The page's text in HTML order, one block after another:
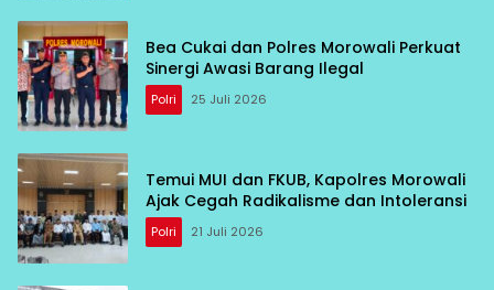
Bea Cukai dan Polres Morowali Perkuat
Sinergi Awasi Barang Ilegal
Polri 25 Juli 2026
Temui MUI dan FKUB, Kapolres Morowali
Ajak Cegah Radikalisme dan Intoleransi
Polri 21 Juli 2026